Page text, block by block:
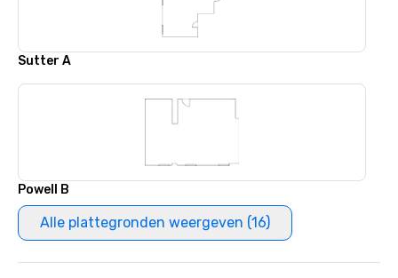
Sutter A
Powell B
Alle plattegronden weergeven (16)